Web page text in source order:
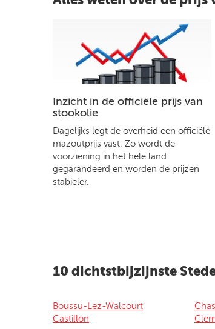
Inzicht in de officiële prijs van
stookolie
Dagelijks legt de overheid een officiële
mazoutprijs vast. Zo wordt de
voorziening in het hele land
gegarandeerd en worden de prijzen
stabieler.
10 dichtstbijzijnste
Boussu-Lez-Walcourt
Castillon